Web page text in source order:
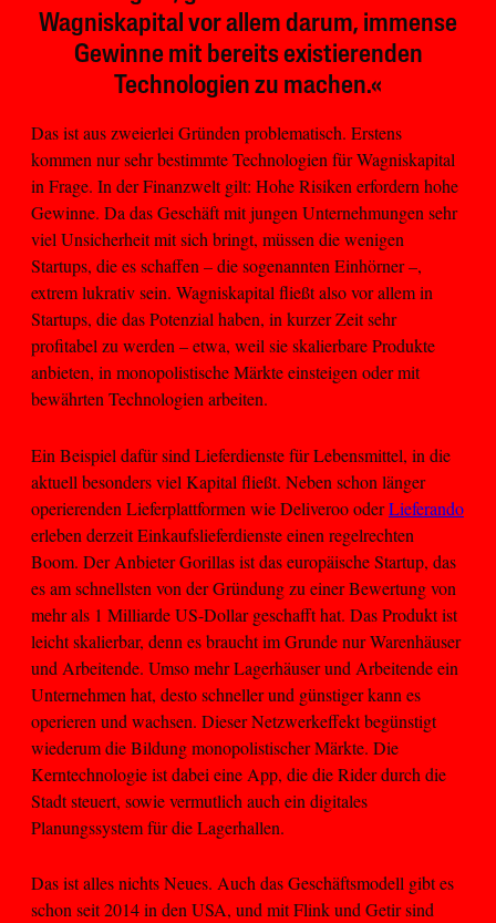
Wagniskapital vor allem darum, immense
Gewinne mit bereits existierenden
Technologien zu machen.«
Das ist aus zweierlei Gründen problematisch. Erstens
kommen nur sehr bestimmte Technologien für Wagniskapital
in Frage. In der Finanzwelt gilt: Hohe Risiken erfordern hohe
Gewinne. Da das Geschäft mit jungen Unternehmungen sehr
viel Unsicherheit mit sich bringt, müssen die wenigen
Startups, die es schaffen – die sogenannten Einhörner –,
extrem lukrativ sein. Wagniskapital fließt also vor allem in
Startups, die das Potenzial haben, in kurzer Zeit sehr
profitabel zu werden – etwa, weil sie skalierbare Produkte
anbieten, in monopolistische Märkte einsteigen oder mit
bewährten Technologien arbeiten.
Ein Beispiel dafür sind Lieferdienste für Lebensmittel, in die
aktuell besonders viel Kapital fließt. Neben schon länger
operierenden Lieferplattformen wie Deliveroo oderLieferando
erleben derzeit Einkaufslieferdienste einen regelrechten
Boom. Der Anbieter Gorillas ist das europäische Startup, das
es am schnellsten von der Gründung zu einer Bewertung von
mehr als 1 Milliarde US-Dollar geschafft hat. Das Produkt ist
leicht skalierbar, denn es braucht im Grunde nur Warenhäuser
und Arbeitende. Umso mehr Lagerhäuser und Arbeitende ein
Unternehmen hat, desto schneller und günstiger kann es
operieren und wachsen. Dieser Netzwerkeffekt begünstigt
wiederum die Bildung monopolistischer Märkte. Die
Kerntechnologie ist dabei eine App, die die Rider durch die
Stadt steuert, sowie vermutlich auch ein digitales
Planungssystem für die Lagerhallen.
Das ist alles nichts Neues. Auch das Geschäftsmodell gibt es
schon seit 2014 in den USA, und mit Flink und Getir sind